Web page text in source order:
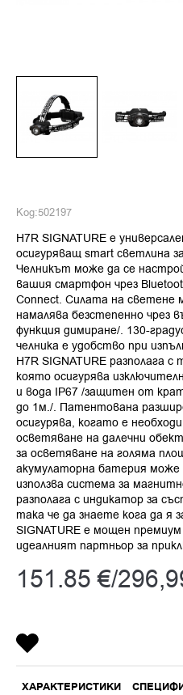
Код:502197
H7R SIGNATURE е
осигуряващ smart светлина
Челникът може да се
вашия смартфон чрез
Connect. Силата на светене
намалява безстепенно чрез
функция димиране/. 130-
челника е удобство при
H7R SIGNATURE разполага
която осигурява
и вода IP67 /защитен от
до 1м./. Патентована
осигурява, когато е
осветяване на далечни
за осветяване на голяма
акумулаторна батерия може
използва система за
разполага с индикатор за
така че да знаете кога да я
SIGNATURE е мощен
идеалният партньор за
151.85 €/
ХАРАКТЕРИСТИКИ